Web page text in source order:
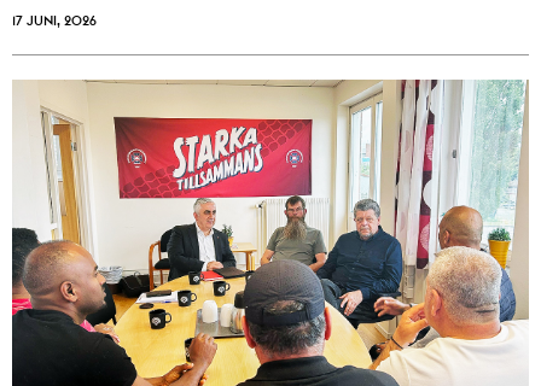
17 JUNI, 2026